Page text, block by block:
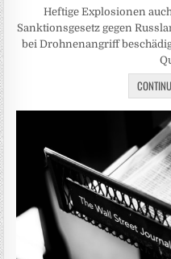
Heftige Explosionen
Sanktionsgesetz gegen
bei Drohnenangriff